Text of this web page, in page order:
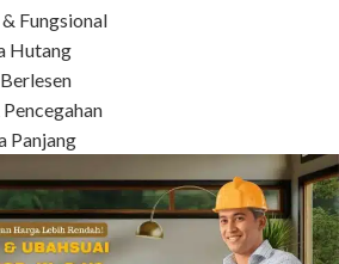
Fungsional
Hutang
Panjang